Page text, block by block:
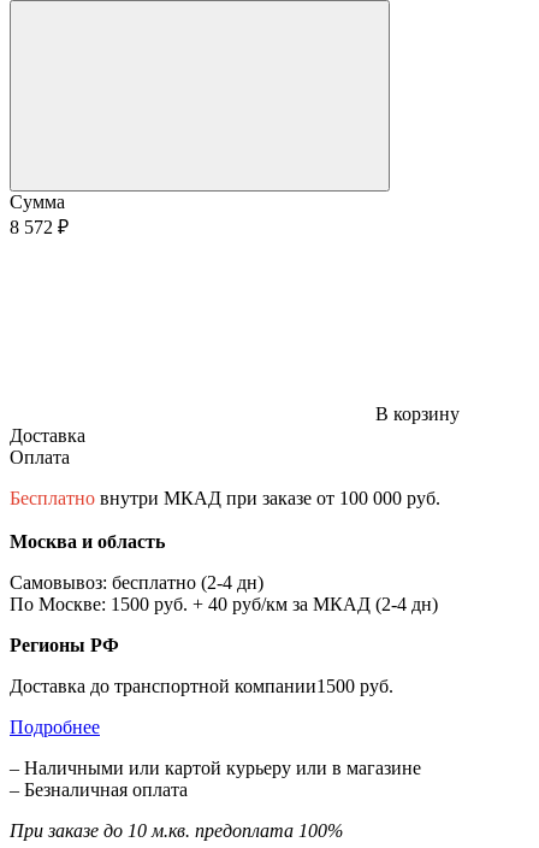
Сумма
8 572 ₽
В корзину
Доставка
Оплата
Бесплатно внутри МКАД при заказе от 100 000 руб.
Москва и область
Самовывоз: бесплатно (2-4 дн)
По Москве: 1500 руб. + 40 руб/км за МКАД (2-4 дн)
Регионы РФ
Доставка до транспортной компании1500 руб.
Подробнее
– Наличными или картой курьеру или в магазине
– Безналичная оплата
При заказе до 10 м.кв. предоплата 100%